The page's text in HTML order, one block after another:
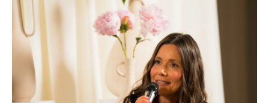
moda & ljepota